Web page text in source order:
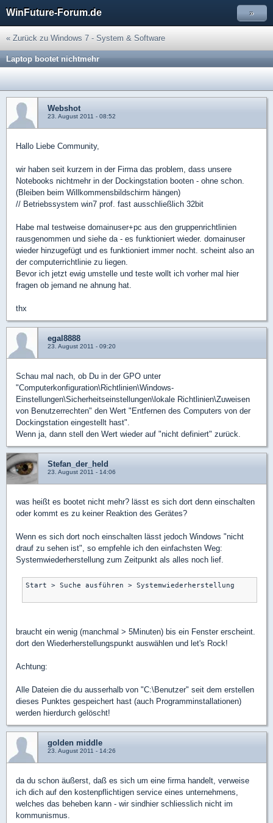
WinFuture-Forum.de »
« Zurück zu Windows 7 - System & Software
Laptop bootet nichtmehr
Webshot
23. August 2011 - 08:52
Hallo Liebe Community,
wir haben seit kurzem in der Firma das problem, dass unsere
Notebooks nichtmehr in der Dockingstation booten - ohne schon.
(Bleiben beim Willkommensbildschirm hängen)
// Betriebssystem win7 prof. fast ausschließlich 32bit
Habe mal testweise domainuser+pc aus den gruppenrichtlinien
rausgenommen und siehe da - es funktioniert wieder. domainuser
wieder hinzugefügt und es funktioniert immer nocht. scheint also an
der computerrichtlinie zu liegen.
Bevor ich jetzt ewig umstelle und teste wollt ich vorher mal hier
fragen ob jemand ne ahnung hat.
thx
egal8888
23. August 2011 - 09:20
Schau mal nach, ob Du in der GPO unter
"Computerkonfiguration\Richtlinien\Windows-
Einstellungen\Sicherheitseinstellungen\lokale Richtlinien\Zuweisen
von Benutzerrechten" den Wert "Entfernen des Computers von der
Dockingstation eingestellt hast".
Wenn ja, dann stell den Wert wieder auf "nicht definiert" zurück.
Stefan_der_held
23. August 2011 - 14:06
was heißt es bootet nicht mehr? lässt es sich dort denn einschalten
oder kommt es zu keiner Reaktion des Gerätes?
Wenn es sich dort noch einschalten lässt jedoch Windows "nicht
drauf zu sehen ist", so empfehle ich den einfachsten Weg:
Systemwiederherstellung zum Zeitpunkt als alles noch lief.
Start > Suche ausführen > Systemwiederherstellung
braucht ein wenig (manchmal > 5Minuten) bis ein Fenster erscheint.
dort den Wiederherstellungspunkt auswählen und let's Rock!
Achtung:
Alle Dateien die du ausserhalb von "C:\Benutzer" seit dem erstellen
dieses Punktes gespeichert hast (auch Programminstallationen)
werden hierdurch gelöscht!
golden middle
23. August 2011 - 14:26
da du schon äußerst, daß es sich um eine firma handelt, verweise
ich dich auf den kostenpflichtigen service eines unternehmens,
welches das beheben kann - wir sindhier schliesslich nicht im
kommunismus.